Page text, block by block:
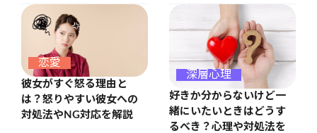
恋愛
彼女がすぐ怒る理由と
は？怒りやすい彼女への
対処法やNG対応を解説
深層心理
好きか分からないけど一
緒にいたいときはどうす
るべき？心理や対処法を